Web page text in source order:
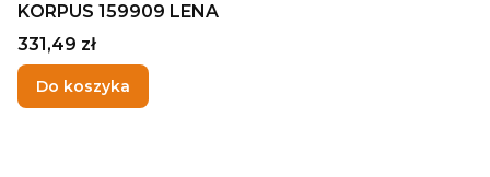
KORPUS 159909 LENA
Cena
331,49 zł
Do koszyka